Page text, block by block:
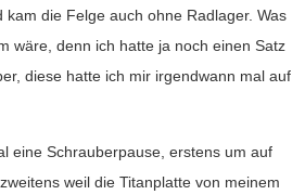
kam die Felge auch ohne Radlager. Was
wäre, denn ich hatte ja noch einen Satz
diese hatte ich mir irgendwann mal auf
eine Schrauberpause, erstens um auf
weil die Titanplatte von meinem